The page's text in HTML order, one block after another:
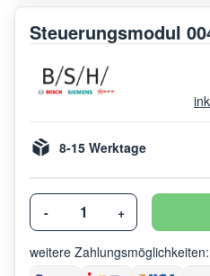
Steuerungsmodul
8-15 Werktage
- +
weitere Zahlungsmöglichkeiten: